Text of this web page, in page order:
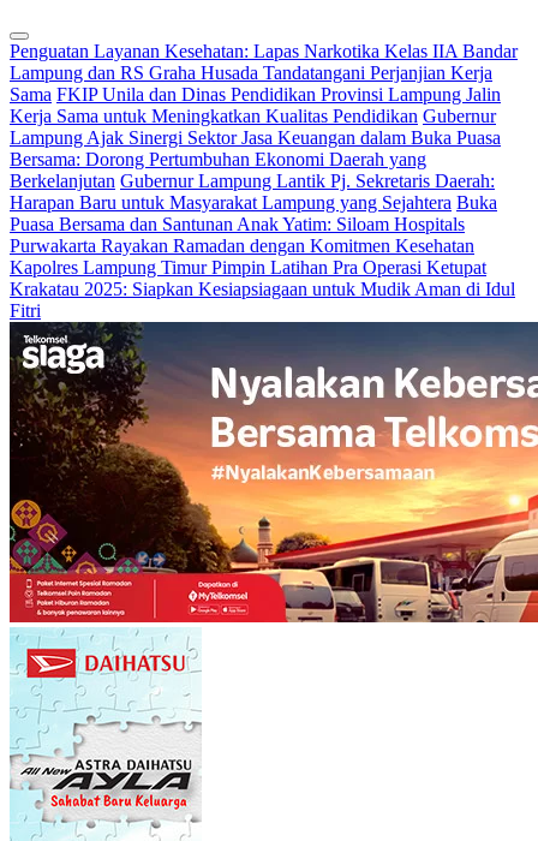
Penguatan Layanan Kesehatan: Lapas Narkotika Kelas IIA Bandar
Lampung dan RS Graha Husada Tandatangani Perjanjian Kerja
Sama FKIP Unila dan Dinas Pendidikan Provinsi Lampung Jalin
Kerja Sama untuk Meningkatkan Kualitas Pendidikan Gubernur
Lampung Ajak Sinergi Sektor Jasa Keuangan dalam Buka Puasa
Bersama: Dorong Pertumbuhan Ekonomi Daerah yang
Berkelanjutan Gubernur Lampung Lantik Pj. Sekretaris Daerah:
Harapan Baru untuk Masyarakat Lampung yang Sejahtera Buka
Puasa Bersama dan Santunan Anak Yatim: Siloam Hospitals
Purwakarta Rayakan Ramadan dengan Komitmen Kesehatan
Kapolres Lampung Timur Pimpin Latihan Pra Operasi Ketupat
Krakatau 2025: Siapkan Kesiapsiagaan untuk Mudik Aman di Idul
Fitri